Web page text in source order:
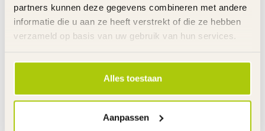
partners kunnen deze gegevens combineren met andere
informatie die u aan ze heeft verstrekt of die ze hebben
verzameld op basis van uw gebruik van hun services.
Alles toestaan
Aanpassen
RAZOR RIJDEND SPEELGOED
Razor Crazy Cart XL Motor
500 Watt - W25143401030
€179,00
Heeft u vragen over dit product?
Ma. t/m Vr. 08.00u-17.30u - Za. 09.00u-12.00u - T
0485 520524 - Whatsapp 06 22295553 - Alleen